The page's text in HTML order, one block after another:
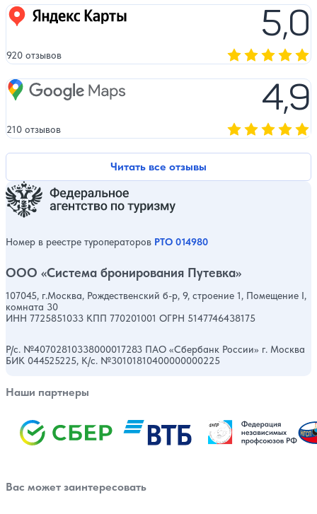
Читать все отзывы
Яндекс карты 5,0
920 отзывов
Google Maps 4,9
210 отзывов
Номер в реестре туроператоров РТО 014980
ООО «Система бронирования Путевка»
107045, г.Москва, Рождественский б-р, 9, строение 1, Помещение I,
комната 30
ИНН 7725851033 КПП 770201001 ОГРН 5147746438175
Р/с. №40702810338000017283 ПАО «Сбербанк России» г. Москва
БИК 044525225, К/с. №30101810400000000225
Наши партнеры
Вас может заинтересовать